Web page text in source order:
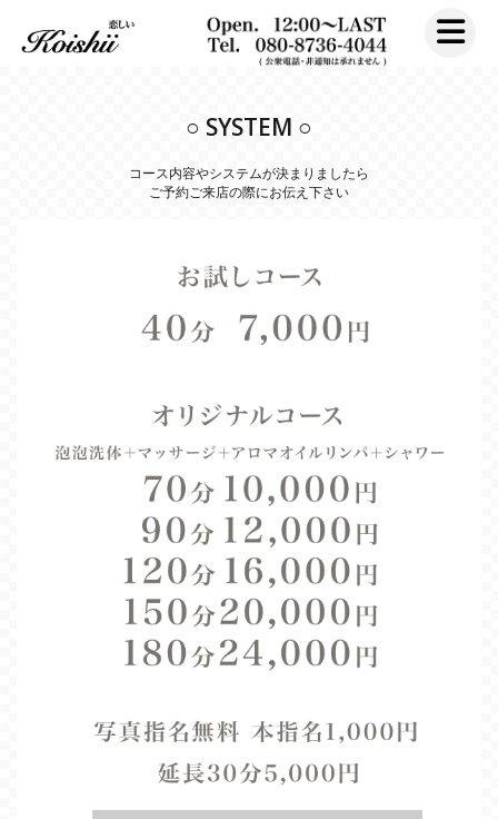
toggle
○ SYSTEM ○
コース内容やシステムが決まりましたら
ご予約ご来店の際にお伝え下さい